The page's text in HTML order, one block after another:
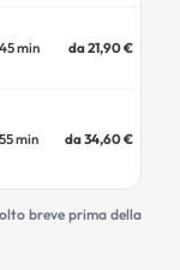
min da 21,90 €
min da 34,60 €
breve prima della